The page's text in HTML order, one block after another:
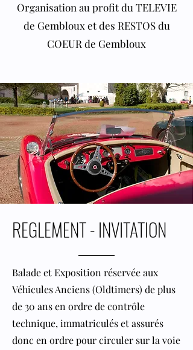
Organisation au profit du TELEVIE
de Gembloux et des RESTOS du
COEUR de Gembloux
REGLEMENT - INVITATION
Balade et Exposition réservée aux
Véhicules Anciens (Oldtimers) de plus
de 30 ans en ordre de contrôle
technique, immatriculés et assurés
donc en ordre pour circuler sur la voie